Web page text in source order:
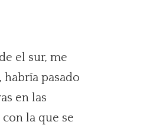
el sur, me
pasado
en las
la que se